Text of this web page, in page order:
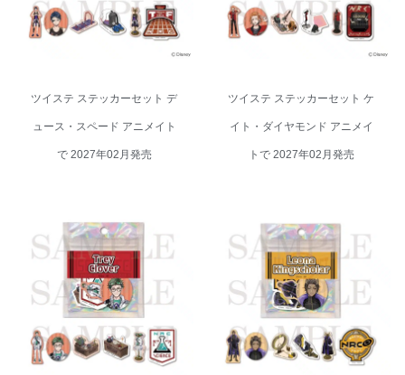
ツイステ ステッカーセット デ
ュース・スペード アニメイト
で 2027年02月発売
ツイステ ステッカーセット ケ
イト・ダイヤモンド アニメイ
トで 2027年02月発売
ツイステ ステッカーセット トレ
イ・クローバー アニメイトで
2027年02月発売
ツイステ ステッカーセット レオ
ナ・キングスカラー アニメイト
で 2027年02月発売